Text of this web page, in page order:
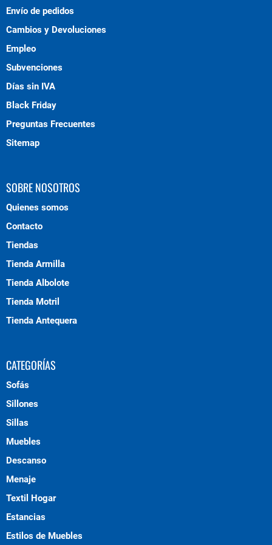
Envío de pedidos
Cambios y Devoluciones
Empleo
Subvenciones
Días sin IVA
Black Friday
Preguntas Frecuentes
Sitemap
SOBRE NOSOTROS
Quienes somos
Contacto
Tiendas
Tienda Armilla
Tienda Albolote
Tienda Motril
Tienda Antequera
CATEGORÍAS
Sofás
Sillones
Sillas
Muebles
Descanso
Menaje
Textil Hogar
Estancias
Estilos de Muebles